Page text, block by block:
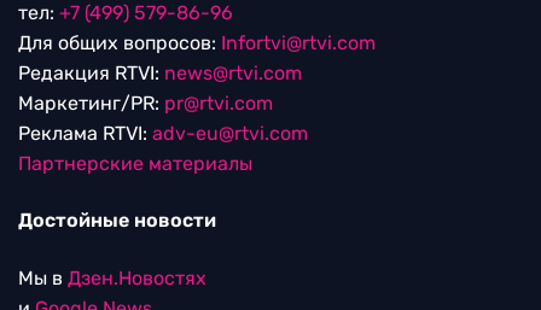
тел: +7 (499) 579-86-96
Для общих вопросов: Infortvi@rtvi.com
Редакция RTVI: news@rtvi.com
Маркетинг/PR: pr@rtvi.com
Реклама RTVI: adv-eu@rtvi.com
Партнерские материалы
Достойные новости
Мы в Дзен.Новостях